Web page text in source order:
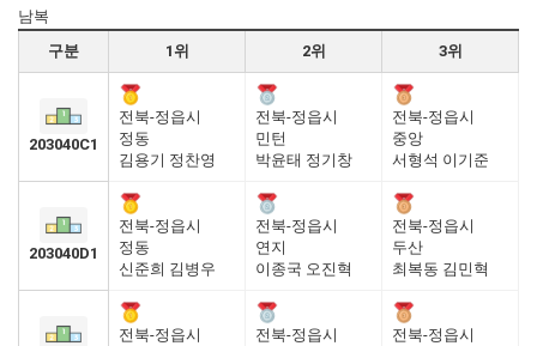
남복
구분
1위 2위 3위
203040C1
전북-정읍시
정동
김용기 정찬영
전북-정읍시
민턴
박윤태 정기창
전북-정읍시
중앙
서형석 이기준
203040D1
전북-정읍시
정동
신준희 김병우
전북-정읍시
연지
이종국 오진혁
전북-정읍시
두산
최복동 김민혁
전북-정읍시
전북-정읍시
전북-정읍시